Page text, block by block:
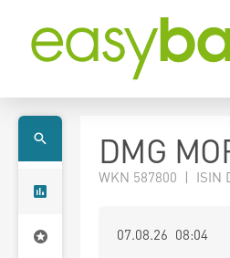
DMG
WKN 587800 | ISIN
07.08.26 08:04